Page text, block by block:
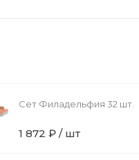
Сет Филадельфия 32 шт.
1 872 ₽ / шт